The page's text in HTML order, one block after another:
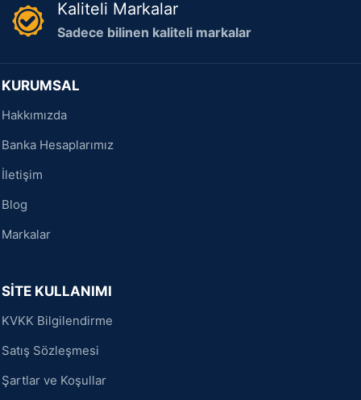
Kaliteli Markalar
Sadece bilinen kaliteli markalar
KURUMSAL
Hakkımızda
Banka Hesaplarımız
İletişim
Blog
Markalar
SİTE KULLANIMI
KVKK Bilgilendirme
Satış Sözleşmesi
Şartlar ve Koşullar